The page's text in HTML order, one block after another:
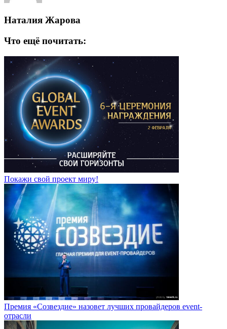
Наталия Жарова
Что ещё почитать:
Покажи свой проект миру!
Премия «Созвездие» назовет лучших провайдеров event-
отрасли